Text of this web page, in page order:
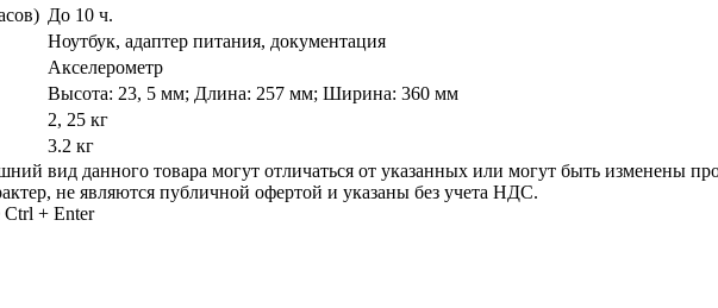
До 10 ч.
Ноутбук, адаптер питания, документация
Акселерометр
Высота: 23, 5 мм; Длина: 257 мм; Ширина: 360 мм
2, 25 кг
3.2 кг
вид данного товара могут отличаться от указанных или могут быть изменены
не являются публичной офертой и указаны без учета НДС.
+ Enter